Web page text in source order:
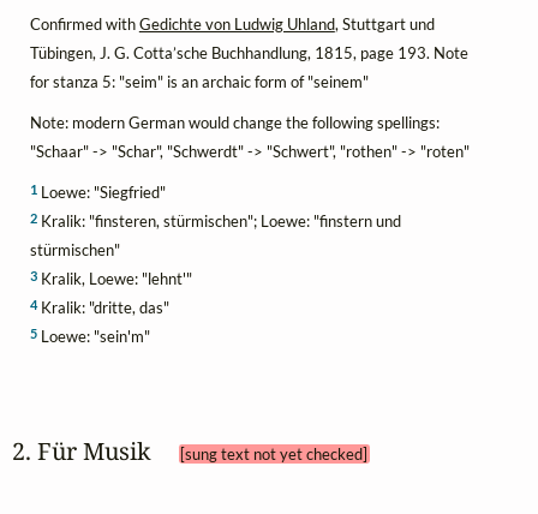
Confirmed withGedichte von Ludwig Uhland, Stuttgart und
Tübingen, J. G. Cotta’sche Buchhandlung, 1815, page 193. Note
for stanza 5: "seim" is an archaic form of "seinem"
Note: modern German would change the following spellings:
"Schaar" -> "Schar", "Schwerdt" -> "Schwert", "rothen" -> "roten"
1Loewe: "Siegfried"
2Kralik: "finsteren, stürmischen"; Loewe: "finstern und
stürmischen"
3Kralik, Loewe: "lehnt'"
4Kralik: "dritte, das"
5Loewe: "sein'm"
2. Für Musik [sung text not yet checked]